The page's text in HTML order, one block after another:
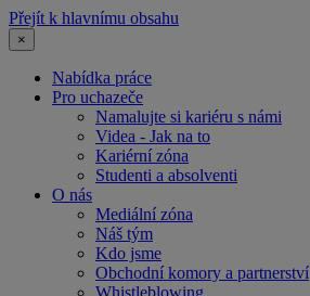
Přejít k hlavnímu obsahu
×
Nabídka práce
Pro uchazeče
Namalujte si kariéru s námi
Videa - Jak na to
Kariérní zóna
Studenti a absolventi
O nás
Mediální zóna
Náš tým
Kdo jsme
Obchodní komory a partnerství
Whistleblowing